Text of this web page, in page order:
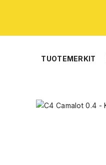
TUOTEMERKIT